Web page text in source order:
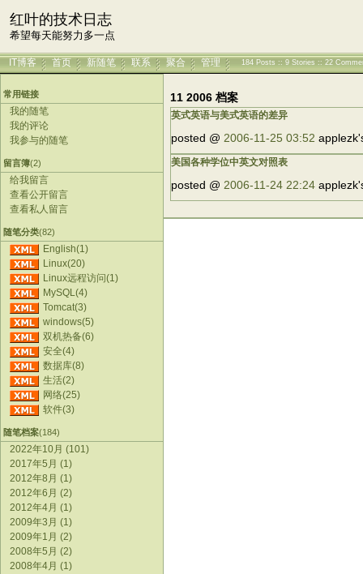
红叶的技术日志
希望每天能努力多一点
IT博客 首页 新随笔 联系 聚合 管理 184 Posts :: 9 Stories :: 22
常用链接
我的随笔
我的评论
我参与的随笔
留言簿(2)
给我留言
查看公开留言
查看私人留言
随笔分类(82)
English(1)
Linux(20)
Linux远程访问(1)
MySQL(4)
Tomcat(3)
windows(5)
双机热备(6)
安全(4)
数据库(8)
生活(2)
网络(25)
软件(3)
随笔档案(184)
2022年10月 (101)
2017年5月 (1)
2012年8月 (1)
2012年6月 (2)
2012年4月 (1)
2009年3月 (1)
2009年1月 (2)
2008年5月 (2)
2008年4月 (1)
11 2006 档案
英式英语与美式英语的差异
posted @ 2006-11-25 03:52
美国各种学位中英文对照表
posted @ 2006-11-24 22:24